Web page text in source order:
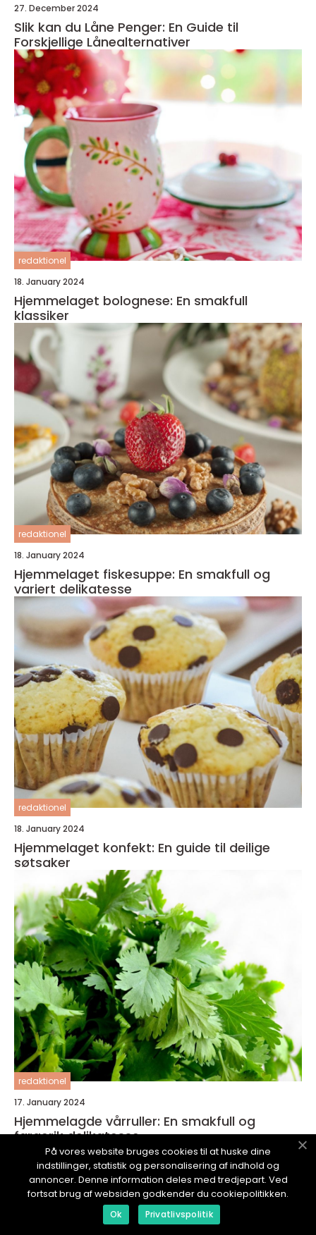
27. December 2024
Slik kan du Låne Penger: En Guide til
Forskjellige Lånealternativer
redaktionel
18. January 2024
Hjemmelaget bolognese: En smakfull
klassiker
redaktionel
18. January 2024
Hjemmelaget fiskesuppe: En smakfull og
variert delikatesse
redaktionel
18. January 2024
Hjemmelaget konfekt: En guide til deilige
søtsaker
redaktionel
17. January 2024
Hjemmelagde vårruller: En smakfull og
fargerik delikatesse
På vores website bruges cookies til at huske dine
indstillinger, statistik og personalisering af indhold og
annoncer. Denne information deles med tredjepart. Ved
fortsat brug af websiden godkender du cookiepolitikken.
Ok Privatlivspolitik